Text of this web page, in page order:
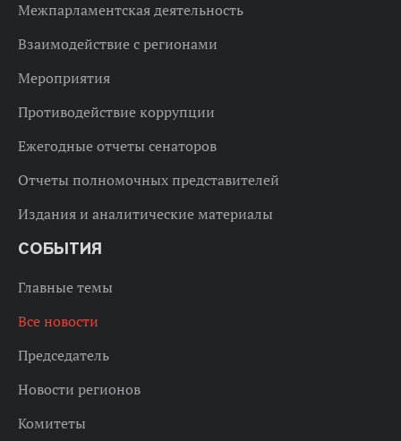
Межпарламентская деятельность
Взаимодействие с регионами
Мероприятия
Противодействие коррупции
Ежегодные отчеты сенаторов
Отчеты полномочных представителей
Издания и аналитические материалы
СОБЫТИЯ
Главные темы
Все новости
Председатель
Новости регионов
Комитеты